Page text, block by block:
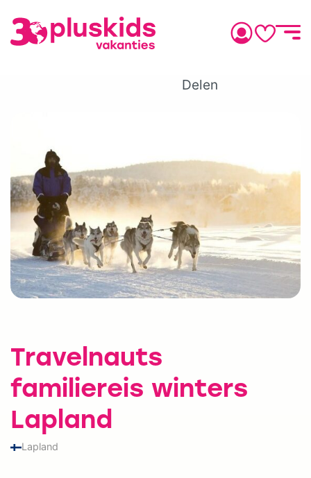
Delen
Travelnauts
familiereis winters
Lapland
Lapland